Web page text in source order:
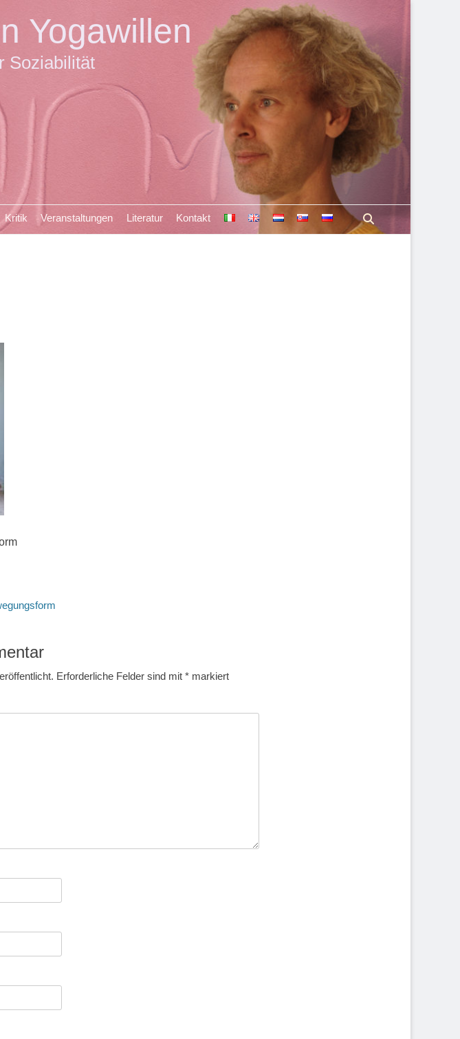
Yogawillen
Soziabilität
Kritik Veranstaltungen Literatur Kontakt
Erforderliche Felder sind mit * markiert